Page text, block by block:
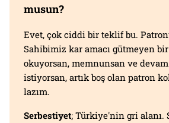
musun?
Evet, çok ciddi bir teklif bu.
Sahibimiz kar amacı gütmeyen
okuyorsan, memnunsan ve
istiyorsan, artık boş olan patron
lazım.
Serbestiyet; Türkiye'nin gri alanı.